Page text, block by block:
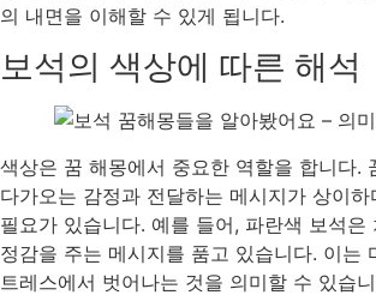
의 내면을 이해할 수 있게 됩니다.
보석의 색상에 따른 해석
색상은 꿈 해몽에서 중요한 역할을 합니다.
다가오는 감정과 전달하는 메시지가 상이
필요가 있습니다. 예를 들어, 파란색 보석은
정감을 주는 메시지를 품고 있습니다. 이는
트레스에서 벗어나는 것을 의미할 수 있습